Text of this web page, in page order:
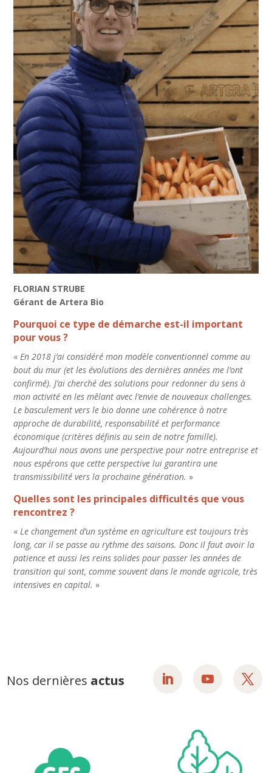
FLORIAN STRUBE
Gérant de Artera Bio
Pourquoi ce type de démarche est-il important
pour vous ?
«En 2018 j’ai considéré mon modèle conventionnel comme au
bout du mur (et les évolutions des dernières années me l’ont
confirmé). J’ai cherché des solutions pour redonner du sens à
mon activité en les mêlant avec l’envie de nouveaux challenges.
Le basculement vers le bio donne une cohérence à notre
approche de durabilité, responsabilité et performance
économique (critères définis au sein de notre famille).
Aujourd’hui nous avons une perspective pour notre entreprise et
nous espérons que cette perspective lui garantira une
transmissibilité vers la prochaine génération. »
Quelles sont les principales difficultés que vous
rencontrez ?
«Le changement d’un système en agriculture est toujours très
long, car il se passe au rythme des saisons. Donc il faut avoir la
patience et aussi les reins solides pour passer les années de
transition qui sont, comme souvent dans le monde agricole, très
intensives en capital. »
Nos dernières actus